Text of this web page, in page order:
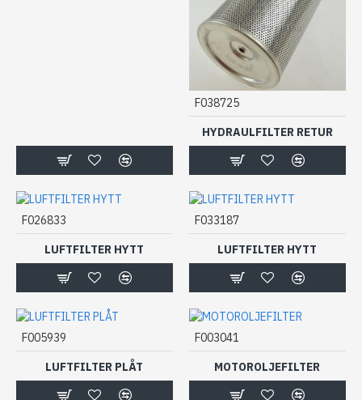
F038725
HYDRAULFILTER RETUR
F026833
LUFTFILTER HYTT
F033187
LUFTFILTER HYTT
F005939
LUFTFILTER PLÅT
F003041
MOTOROLJEFILTER